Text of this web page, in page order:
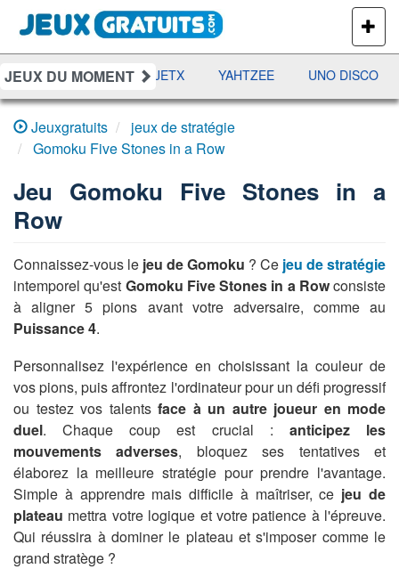
PLUS
DE
JEUX
JEUX DU MOMENT
DAMES RAMI JETX YAHTZEE UNO DISCO
Jeuxgratuits
jeux de stratégie
Gomoku Five Stones in a Row
Jeu Gomoku Five Stones in a
Row
Connaissez-vous le jeu de Gomoku ? Ce jeu de stratégie
intemporel qu'est Gomoku Five Stones in a Rowconsiste
à aligner 5 pions avant votre adversaire, comme au
Puissance 4.
Personnalisez l'expérience en choisissant la couleur de
vos pions, puis affrontez l'ordinateur pour un défi progressif
ou testez vos talents face à un autre joueur en mode
duel. Chaque coup est crucial : anticipez les
mouvements adverses, bloquez ses tentatives et
élaborez la meilleure stratégie pour prendre l'avantage.
Simple à apprendre mais difficile à maîtriser, ce jeu de
plateau mettra votre logique et votre patience à l'épreuve.
Qui réussira à dominer le plateau et s'imposer comme le
grand stratège ?